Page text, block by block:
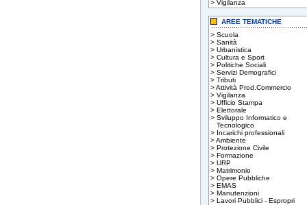
> Vigilanza
AREE TEMATICHE
> Scuola
> Sanità
> Urbanistica
> Cultura e Sport
> Politiche Sociali
> Servizi Demografici
> Tributi
>Attività Prod.Commercio
> Vigilanza
> Ufficio Stampa
> Elettorale
> Sviluppo Informatico e
Tecnologico
> Incarichi professionali
>Ambiente
> Protezione Civile
> Formazione
> URP
> Matrimonio
> Opere Pubbliche
> EMAS
> Manutenzioni
> Lavori Pubblici - Espropri